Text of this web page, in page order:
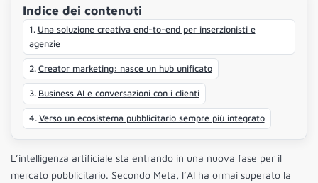
Indice dei contenuti
Una soluzione creativa end-to-end per inserzionisti e
agenzie
Creator marketing: nasce un hub unificato
Business AI e conversazioni con i clienti
Verso un ecosistema pubblicitario sempre più integrato
L’intelligenza artificiale sta entrando in una nuova fase per il
mercato pubblicitario. Secondo Meta, l’AI ha ormai superato la